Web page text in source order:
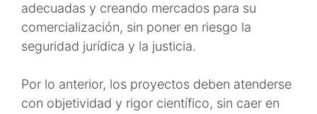
adecuadas y creando mercados para su
comercialización, sin poner en riesgo la
seguridad jurídica y la justicia.
Por lo anterior, los proyectos deben atenderse
con objetividad y rigor científico, sin caer en